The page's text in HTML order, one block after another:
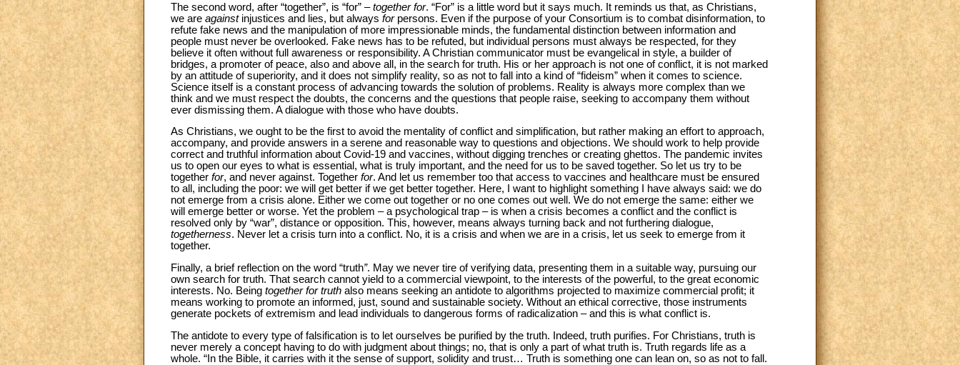
The second word, after “together”, is “for” –together for. “For” is a little word but it says much. It reminds us that, as Christians,
we are againstinjustices and lies, but always forpersons. Even if the purpose of your Consortium is to combat disinformation, to
refute fake news and the manipulation of more impressionable minds, the fundamental distinction between information and
people must never be overlooked. Fake news has to be refuted, but individual persons must always be respected, for they
believe it often without full awareness or responsibility. A Christian communicator must be evangelical in style, a builder of
bridges, a promoter of peace, also and above all, in the search for truth. His or her approach is not one of conflict, it is not marked
by an attitude of superiority, and it does not simplify reality, so as not to fall into a kind of “fideism” when it comes to science.
Science itself is a constant process of advancing towards the solution of problems. Reality is always more complex than we
think and we must respect the doubts, the concerns and the questions that people raise, seeking to accompany them without
ever dismissing them. A dialogue with those who have doubts.
As Christians, we ought to be the first to avoid the mentality of conflict and simplification, but rather making an effort to approach,
accompany, and provide answers in a serene and reasonable way to questions and objections. We should work to help provide
correct and truthful information about Covid-19 and vaccines, without digging trenches or creating ghettos. The pandemic invites
us to open our eyes to what is essential, what is truly important, and the need for us to be saved together. So let us try to be
together for, and never against. Together for. And let us remember too that access to vaccines and healthcare must be ensured
to all, including the poor: we will get better if we get better together. Here, I want to highlight something I have always said: we do
not emerge from a crisis alone. Either we come out together or no one comes out well. We do not emerge the same: either we
will emerge better or worse. Yet the problem – a psychological trap – is when a crisis becomes a conflict and the conflict is
resolved only by “war”, distance or opposition. This, however, means always turning back and not furthering dialogue,
togetherness. Never let a crisis turn into a conflict. No, it is a crisis and when we are in a crisis, let us seek to emerge from it
together.
Finally, a brief reflection on the word “truth”. May we never tire of verifying data, presenting them in a suitable way, pursuing our
own search for truth. That search cannot yield to a commercial viewpoint, to the interests of the powerful, to the great economic
interests. No. Being together for truth also means seeking an antidote to algorithms projected to maximize commercial profit; it
means working to promote an informed, just, sound and sustainable society. Without an ethical corrective, those instruments
generate pockets of extremism and lead individuals to dangerous forms of radicalization – and this is what conflict is.
The antidote to every type of falsification is to let ourselves be purified by the truth. Indeed, truth purifies. For Christians, truth is
never merely a concept having to do with judgment about things; no, that is only a part of what truth is. Truth regards life as a
whole. “In the Bible, it carries with it the sense of support, solidity and trust… Truth is something one can lean on, so as not to fall.